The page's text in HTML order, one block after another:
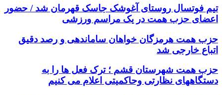
تیم فوتسال روستای آغوشک جاسک قهرمان شد / حضور
اعضای حزب همت در یک مراسم ورزشی
حزب همت هرمزگان خواهان ساماندهی و رصد دقیق
اتباع خارجی شد
حزب همت شهرستان قشم ؛ ترک فعل ها را به
دستگاههای نظارتی وحاکمیتی اعلام می کنیم